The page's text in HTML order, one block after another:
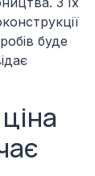
буде